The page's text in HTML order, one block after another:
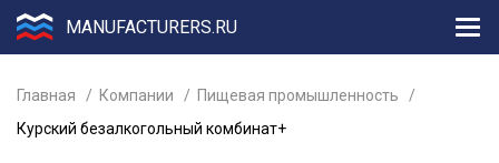
MANUFACTURERS.RU
Главная Компании
Пищевая промышленность
Курский безалкогольный комбинат+